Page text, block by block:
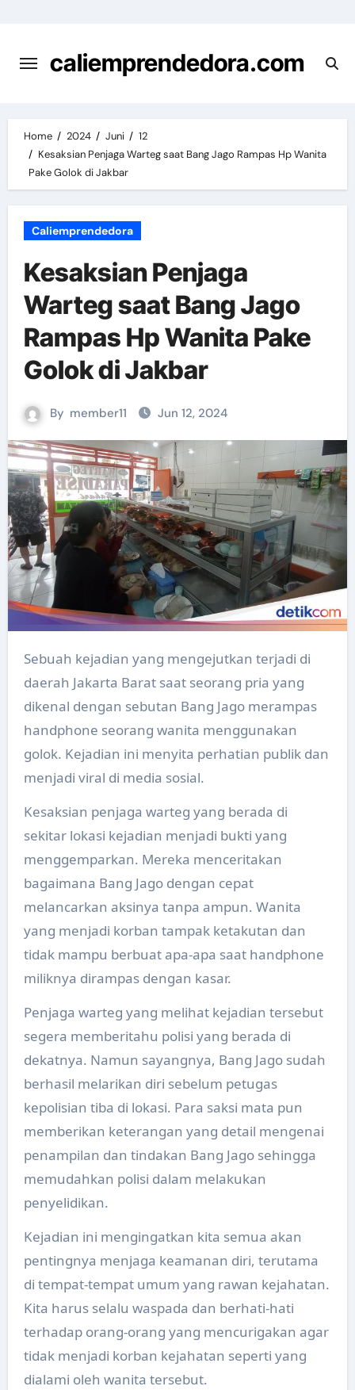
content
caliemprendedora.com
Home 2024 Juni
12
Kesaksian Penjaga Warteg saat Bang Jago Rampas Hp Wanita
Pake Golok di Jakbar
Caliemprendedora
Kesaksian Penjaga
Warteg saat Bang Jago
Rampas Hp Wanita Pake
Golok di Jakbar
By member11 Jun 12, 2024
Sebuah kejadian yang mengejutkan terjadi di
daerah Jakarta Barat saat seorang pria yang
dikenal dengan sebutan Bang Jago merampas
handphone seorang wanita menggunakan
golok. Kejadian ini menyita perhatian publik dan
menjadi viral di media sosial.
Kesaksian penjaga warteg yang berada di
sekitar lokasi kejadian menjadi bukti yang
menggemparkan. Mereka menceritakan
bagaimana Bang Jago dengan cepat
melancarkan aksinya tanpa ampun. Wanita
yang menjadi korban tampak ketakutan dan
tidak mampu berbuat apa-apa saat handphone
miliknya dirampas dengan kasar.
Penjaga warteg yang melihat kejadian tersebut
segera memberitahu polisi yang berada di
dekatnya. Namun sayangnya, Bang Jago sudah
berhasil melarikan diri sebelum petugas
kepolisian tiba di lokasi. Para saksi mata pun
memberikan keterangan yang detail mengenai
penampilan dan tindakan Bang Jago sehingga
memudahkan polisi dalam melakukan
penyelidikan.
Kejadian ini mengingatkan kita semua akan
pentingnya menjaga keamanan diri, terutama
di tempat-tempat umum yang rawan kejahatan.
Kita harus selalu waspada dan berhati-hati
terhadap orang-orang yang mencurigakan agar
tidak menjadi korban kejahatan seperti yang
dialami oleh wanita tersebut.